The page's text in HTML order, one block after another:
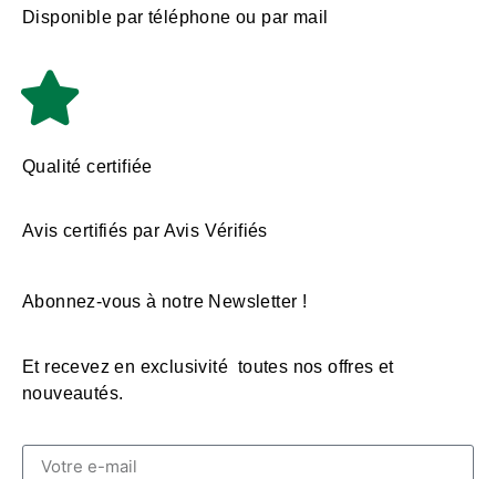
Disponible par téléphone ou par mail
Qualité certifiée
Avis certifiés par Avis Vérifiés
Abonnez-vous à notre Newsletter !
Et recevez en exclusivité toutes nos offres et
nouveautés.